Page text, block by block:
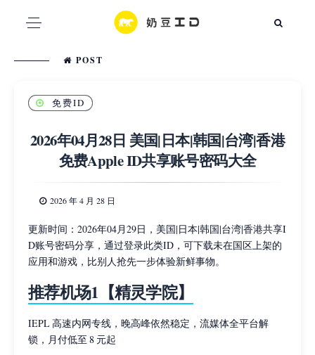
POST
免费ID
2026年04月28日 美国|日本|韩国|台湾|香港
免费Apple ID共享账号密码大全
2026 年 4 月 28 日
更新时间：2026年04月29日，美国|日本|韩国|台湾|香港共享I
D账号密码分享，通过登录此类ID，可下载未在国区上架的
应用和游戏，比别人抢先一步体验新鲜事物。
推荐机场1【精灵学院】
IEPL 高速内网专线，晚高峰依然稳定，流媒体全平台解
锁，月付低至 8 元起